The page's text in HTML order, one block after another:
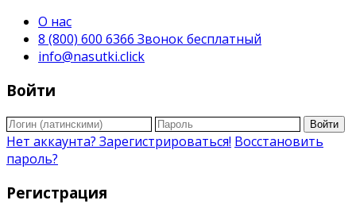
О нас
8 (800) 600 6366 Звонок бесплатный
info@nasutki.click
Войти
Войти
Нет аккаунта? Зарегистрироваться! Восстановить
пароль?
Регистрация